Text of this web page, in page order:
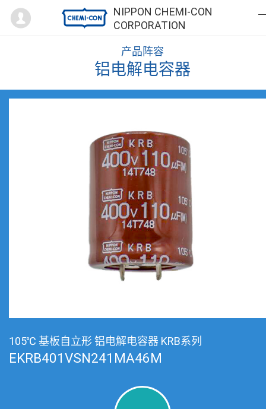
NIPPON CHEMI-CON
CORPORATION
Mypage
产品阵容
铝电解电容器
105℃ 基板自立形 铝电解电容器 KRB系列
EKRB401VSN241MA46M